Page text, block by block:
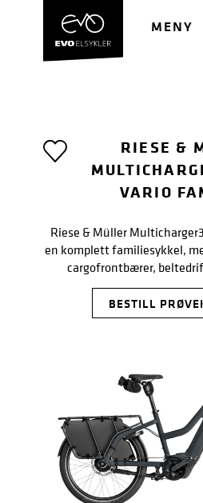
navigasjon
MENY
RIESE &
VARIO
Riese & Müller
en komplett familiesykkel,
cargofrontbærer,
BESTILL